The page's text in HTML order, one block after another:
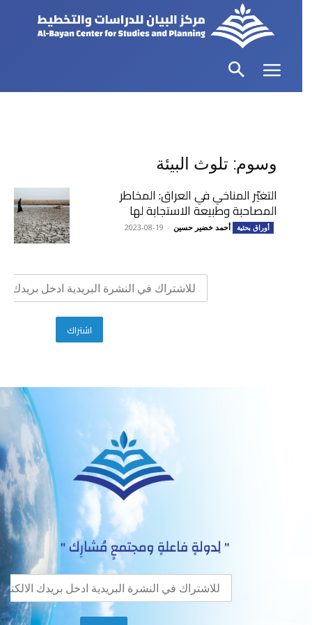
وسوم: تلوث البيئة
التغيّر المناخي في العراق: المخاطر
المصاحبة وطبيعة الاستجابة لها
أوراق بحثية أحمد خضير حسين -
2023-08-19